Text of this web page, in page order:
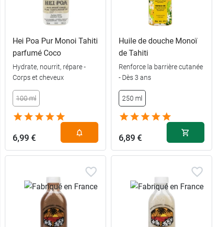
Hei Poa Pur Monoi Tahiti
parfumé Coco
Hydrate, nourrit, répare -
Corps et cheveux
100 ml
6,99 €
Huile de douche Monoï
de Tahiti
Renforce la barrière cutanée
- Dès 3 ans
250 ml
6,89 €